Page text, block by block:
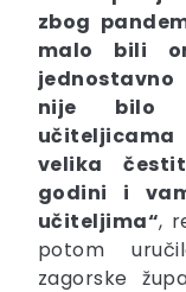
zbog
malo bili
nije bilo
velika
godini i
učiteljima“,
potom
zagorske